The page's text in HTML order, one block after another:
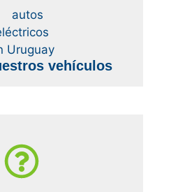
vehículos